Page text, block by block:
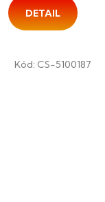
DETAIL
Kód: CS-5100187